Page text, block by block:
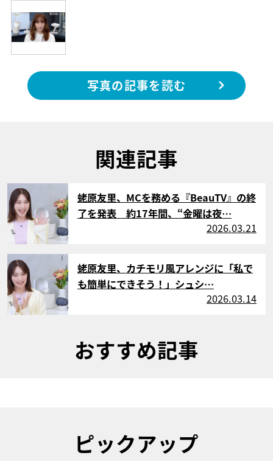
写真の記事を読む
関連記事
サムネイル
蛯原友里、MCを務める『BeauTV』の終
了を発表 約17年間、“金曜は夜…
2026.03.21
サムネイル
蛯原友里、カチモリ風アレンジに「私で
も簡単にできそう！」シュシ…
2026.03.14
おすすめ記事
ピックアップ